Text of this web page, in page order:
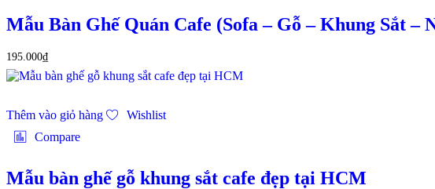
Mẫu Bàn Ghế Quán Cafe (Sofa – Gỗ – Khung Sắt –
195.000₫
Thêm vào giỏ hàng
Wishlist
Compare
Mẫu bàn ghế gỗ khung sắt cafe đẹp tại HCM